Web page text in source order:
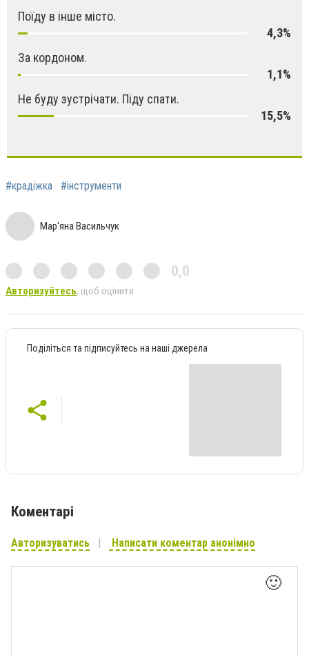
Поїду в інше місто.
4,3%
За кордоном.
1,1%
Не буду зустрічати. Піду спати.
15,5%
#крадіжка #інструменти
Мар'яна Васильчук
0,0
Авторизуйтесь, щоб оцінити
Поділіться та підписуйтесь на наші джерела
Коментарі
Авторизуватись Написати коментар анонімно
🙂